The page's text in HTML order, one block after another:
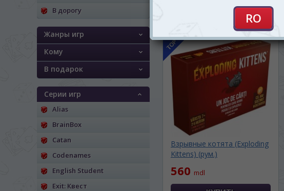
В дорогу
Жанры игр
Кому
В подарок
Серии игр
Alias
BrainBox
Catan
Codenames
English Student
Exit: Квест
Взрывные котята (Exploding
Kittens) (рум.)
560 mdl